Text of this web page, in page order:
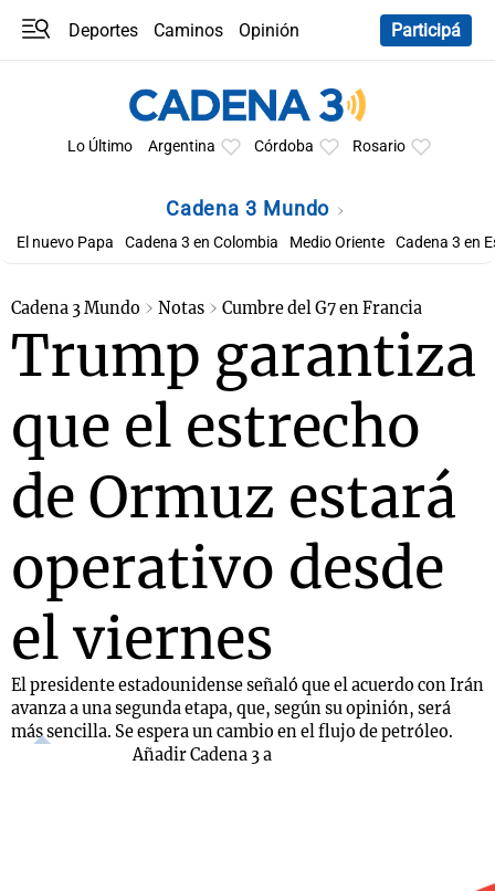
Deportes Caminos
Opinión
Participá
Lo Último Argentina Córdoba Rosario
Cadena 3 Mundo
El nuevo Papa Cadena 3 en Colombia Medio Oriente Cadena 3 en
Cadena 3 Mundo Notas Cumbre del G7 en Francia
Trump garantiza
que el estrecho
de Ormuz estará
operativo desde
el viernes
El presidente estadounidense señaló que el acuerdo con Irán
avanza a una segunda etapa, que, según su opinión, será
más sencilla. Se espera un cambio en el flujo de petróleo.
Añadir Cadena 3 a